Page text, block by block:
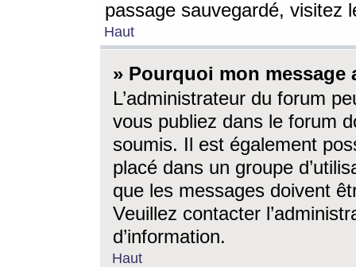
passage sauvegardé, visitez
Haut
» Pourquoi mon message
L’administrateur du forum
vous publiez dans le forum
soumis. Il est également
placé dans un groupe
que les messages doivent
Veuillez contacter
d’information.
Haut